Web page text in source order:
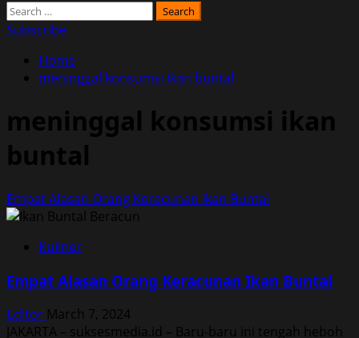
Search
for:
Subscribe
Home
meninggal konsumsi ikan buntal
meninggal konsumsi ikan
buntal
Empat Alasan Orang Keracunan Ikan Buntal
Kuliner
Empat Alasan Orang Keracunan Ikan Buntal
Editor March 7, 2024
JAKARTA – suksesmedia.id – Baru-baru ini tengah heboh